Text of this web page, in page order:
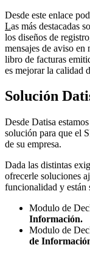
Desde este enlace
Las más destacadas
los diseños de
mensajes de aviso en
libro de facturas
es mejorar la calidad
Solución
Desde Datisa
solución para que el
de su empresa.
Dada las distintas
ofrecerle soluciones
funcionalidad y están
Modulo de
Información.
Modulo de
de